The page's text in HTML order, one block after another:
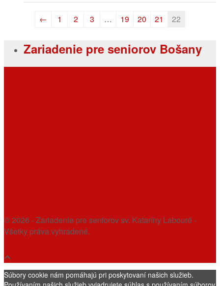
← 1 2 3 … 19 20 21 22
Zariadenie pre seniorov Bošany
© 2026 - Zariadenie pre seniorov sv. Kataríny Labouré -
Všetky práva vyhradené.
Súbory cookie nám pomáhajú pri poskytovaní našich služieb.